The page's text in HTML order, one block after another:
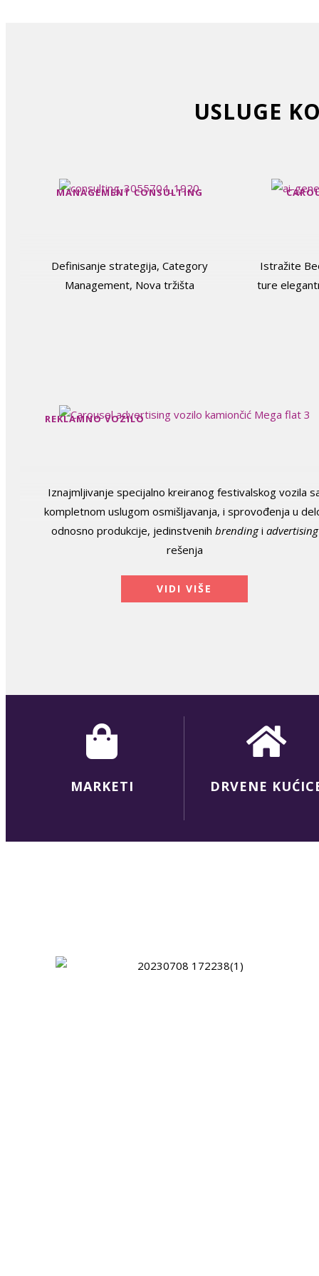
USLUGE
MANAGEMENT CONSULTING
Definisanje strategija, Category
Management, Nova tržišta
Istražite
ture
REKLAMNO VOZILO
Iznajmljivanje specijalno kreiranog festivalskog vozila
kompletnom uslugom osmišljavanja, i sprovođenja u
odnosno produkcije, jedinstvenih brendingi advertising
rešenja
VIDI VIŠE
MARKETI DRVENE